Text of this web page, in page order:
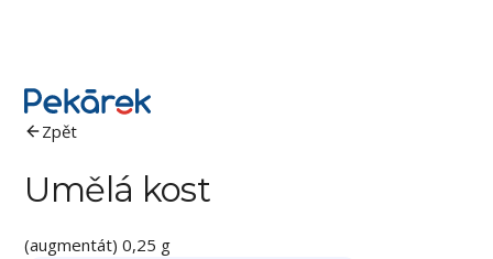
Zpět
Umělá kost
(augmentát) 0,25 g